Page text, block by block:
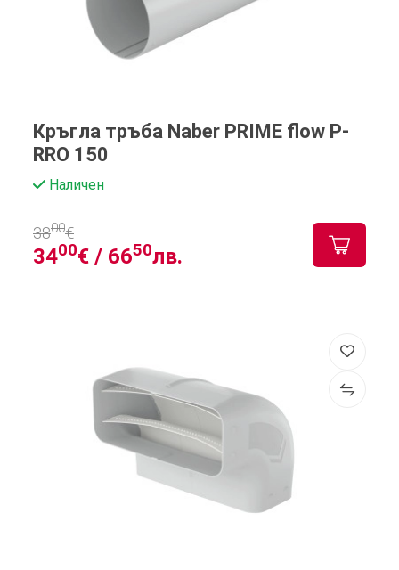
Кръгла тръба Naber PRIME flow P-
RRO 150
Наличен
3400€ / 6650лв.
3800€